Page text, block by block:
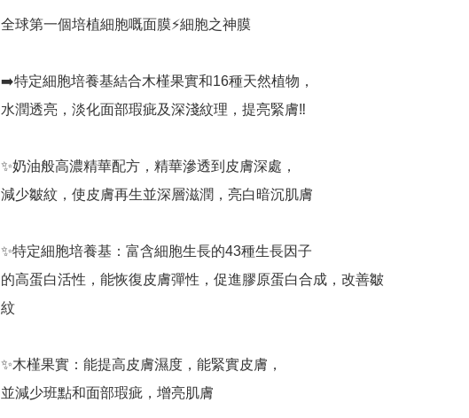
全球第一個培植細胞嘅面膜⚡️細胞之神膜
➡️特定細胞培養基結合木槿果實和16種天然植物，
水潤透亮，淡化面部瑕疵及深淺紋理，提亮緊膚‼️
✨奶油般高濃精華配方，精華滲透到皮膚深處，
減少皺紋，使皮膚再生並深層滋潤，亮白暗沉肌膚
✨特定細胞培養基：富含細胞生長的43種生長因子
的高蛋白活性，能恢復皮膚彈性，促進膠原蛋白合成，改善皺
紋
✨木槿果實：能提高皮膚濕度，能緊實皮膚，
並減少班點和面部瑕疵，增亮肌膚